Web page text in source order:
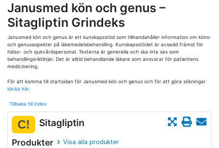
Janusmed kön och genus –
Sitagliptin Grindeks
Janusmed kön och genus är ett kunskapsstöd som tillhandahåller information om köns-
och genusaspekter på läkemedelsbehandling. Kunskapsstödet är avsedd främst för
hälso- och sjukvårdspersonal. Texterna är generella och ska inte ses som
behandlingsriktlinjer. Det är alltid behandlande läkare som ansvarar för patientens
medicinering.
För att komma till startsidan för Janusmed kön och genus och för att göra sökningar
klicka här.
Tillbaka till index
C! Sitagliptin
Produkter Visa alla produkter